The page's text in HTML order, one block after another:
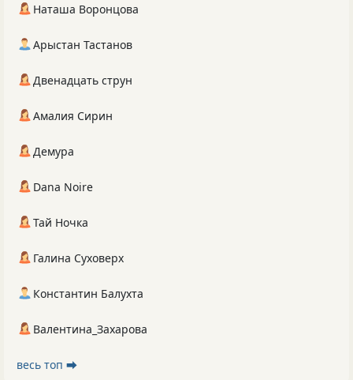
Наташа Воронцова
Арыстан Тастанов
Двенадцать струн
Амалия Сирин
Демура
Dana Noire
Тай Ночка
Галина Суховерх
Константин Балухта
Валентина_Захарова
весь топ ⮕